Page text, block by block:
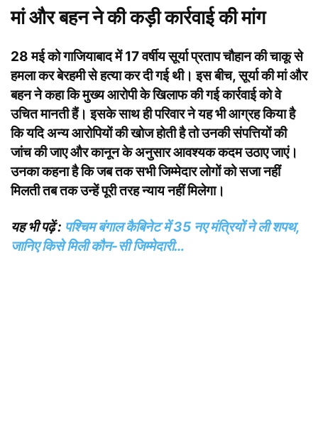
मां और बहन ने की कड़ी कार्रवाई की मांग
28 मई को गाजियाबाद में 17 वर्षीय सूर्या प्रताप चौहान की चाकू से
हमला कर बेरहमी से हत्या कर दी गई थी। इस बीच, सूर्या की मां और
बहन ने कहा कि मुख्य आरोपी के खिलाफ की गई कार्रवाई को वे
उचित मानती हैं। इसके साथ ही परिवार ने यह भी आग्रह किया है
कि यदि अन्य आरोपियों की खोज होती है तो उनकी संपत्तियों की
जांच की जाए और कानून के अनुसार आवश्यक कदम उठाए जाएं।
उनका कहना है कि जब तक सभी जिम्मेदार लोगों को सजा नहीं
मिलती तब तक उन्हें पूरी तरह न्याय नहीं मिलेगा।
यह भी पढ़ें : पश्चिम बंगाल कैबिनेट में 35 नए मंत्रियों ने ली शपथ,
जानिए किसे मिली कौन-सी जिम्मेदारी…